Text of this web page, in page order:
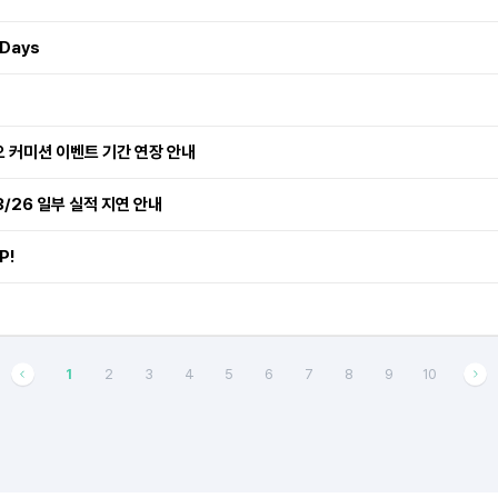
미션 이벤트 기간 연장 안내
일부 실적 지연 안내
1 2 3 4 5 6 7 8 9 10